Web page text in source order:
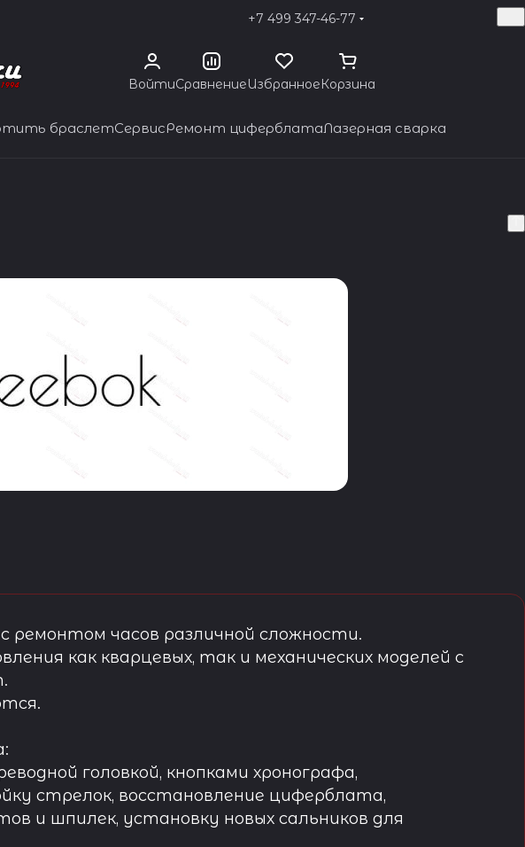
+7 499 347-46-77
ВойтиСравнениеИзбранноеКорзина
браслетСервисРемонт циферблатаЛазерная сварка
часов различной сложности.
как кварцевых, так и механических моделей с
головкой, кнопками хронографа,
стрелок, восстановление циферблата,
и шпилек, установку новых сальников для